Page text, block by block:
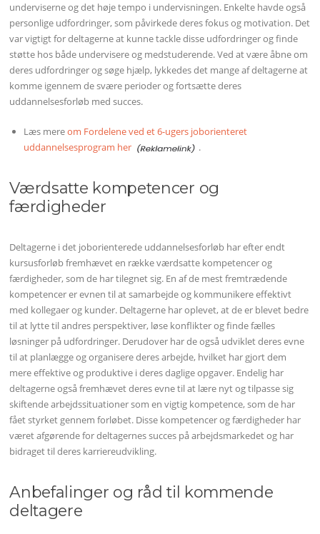
underviserne og det høje tempo i undervisningen. Enkelte havde også
personlige udfordringer, som påvirkede deres fokus og motivation. Det
var vigtigt for deltagerne at kunne tackle disse udfordringer og finde
støtte hos både undervisere og medstuderende. Ved at være åbne om
deres udfordringer og søge hjælp, lykkedes det mange af deltagerne at
komme igennem de svære perioder og fortsætte deres
uddannelsesforløb med succes.
Læs mereom Fordelene ved et 6-ugers joborienteret
uddannelsesprogram her
.
Værdsatte kompetencer og
færdigheder
Deltagerne i det joborienterede uddannelsesforløb har efter endt
kursusforløb fremhævet en række værdsatte kompetencer og
færdigheder, som de har tilegnet sig. En af de mest fremtrædende
kompetencer er evnen til at samarbejde og kommunikere effektivt
med kollegaer og kunder. Deltagerne har oplevet, at de er blevet bedre
til at lytte til andres perspektiver, løse konflikter og finde fælles
løsninger på udfordringer. Derudover har de også udviklet deres evne
til at planlægge og organisere deres arbejde, hvilket har gjort dem
mere effektive og produktive i deres daglige opgaver. Endelig har
deltagerne også fremhævet deres evne til at lære nyt og tilpasse sig
skiftende arbejdssituationer som en vigtig kompetence, som de har
fået styrket gennem forløbet. Disse kompetencer og færdigheder har
været afgørende for deltagernes succes på arbejdsmarkedet og har
bidraget til deres karriereudvikling.
Anbefalinger og råd til kommende
deltagere